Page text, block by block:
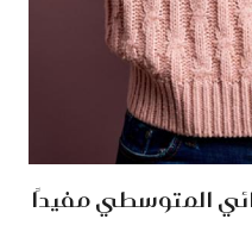
المتوسطي مفيدًا